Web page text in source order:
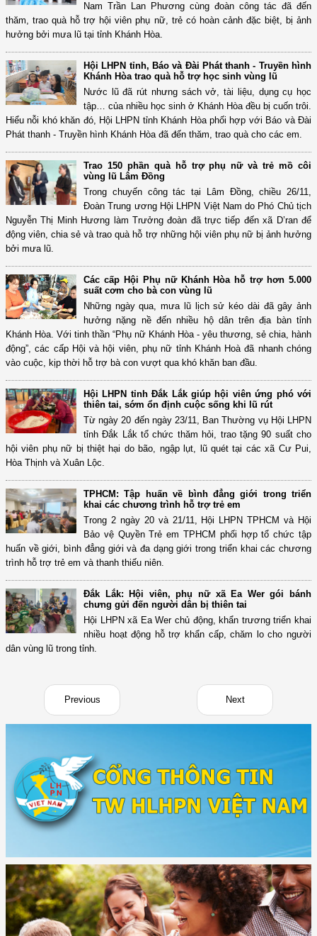
Nam Trần Lan Phương cùng đoàn công tác đã đến
thăm, trao quà hỗ trợ hội viên phụ nữ, trẻ có hoàn cảnh đặc biệt, bị ảnh
hưởng bởi mưa lũ tại tỉnh Khánh Hòa.
Hội LHPN tỉnh, Báo và Đài Phát thanh - Truyền hình
Khánh Hòa trao quà hỗ trợ học sinh vùng lũ
Nước lũ đã rút nhưng sách vở, tài liệu, dụng cụ học
tập… của nhiều học sinh ở Khánh Hòa đều bị cuốn trôi.
Hiểu nỗi khó khăn đó, Hội LHPN tỉnh Khánh Hòa phối hợp với Báo và Đài
Phát thanh - Truyền hình Khánh Hòa đã đến thăm, trao quà cho các em.
Trao 150 phần quà hỗ trợ phụ nữ và trẻ mồ côi
vùng lũ Lâm Đồng
Trong chuyến công tác tại Lâm Đồng, chiều 26/11,
Đoàn Trung ương Hội LHPN Việt Nam do Phó Chủ tịch
Nguyễn Thị Minh Hương làm Trưởng đoàn đã trực tiếp đến xã D’ran để
động viên, chia sẻ và trao quà hỗ trợ những hội viên phụ nữ bị ảnh hưởng
bởi mưa lũ.
Các cấp Hội Phụ nữ Khánh Hòa hỗ trợ hơn 5.000
suất cơm cho bà con vùng lũ
Những ngày qua, mưa lũ lịch sử kéo dài đã gây ảnh
hưởng nặng nề đến nhiều hộ dân trên địa bàn tỉnh
Khánh Hòa. Với tinh thần “Phụ nữ Khánh Hòa - yêu thương, sẻ chia, hành
động”, các cấp Hội và hội viên, phụ nữ tỉnh Khánh Hoà đã nhanh chóng
vào cuộc, kịp thời hỗ trợ bà con vượt qua khó khăn ban đầu.
Hội LHPN tỉnh Đắk Lắk giúp hội viên ứng phó với
thiên tai, sớm ổn định cuộc sống khi lũ rút
Từ ngày 20 đến ngày 23/11, Ban Thường vụ Hội LHPN
tỉnh Đắk Lắk tổ chức thăm hỏi, trao tặng 90 suất cho
hội viên phụ nữ bị thiệt hại do bão, ngập lụt, lũ quét tại các xã Cư Pui,
Hòa Thịnh và Xuân Lộc.
TPHCM: Tập huấn về bình đẳng giới trong triển
khai các chương trình hỗ trợ trẻ em
Trong 2 ngày 20 và 21/11, Hội LHPN TPHCM và Hội
Bảo vệ Quyền Trẻ em TPHCM phối hợp tổ chức tập
huấn về giới, bình đẳng giới và đa dạng giới trong triển khai các chương
trình hỗ trợ trẻ em và thanh thiếu niên.
Đắk Lắk: Hội viên, phụ nữ xã Ea Wer gói bánh
chưng gửi đến người dân bị thiên tai
Hội LHPN xã Ea Wer chủ động, khẩn trương triển khai
nhiều hoạt động hỗ trợ khẩn cấp, chăm lo cho người
dân vùng lũ trong tỉnh.
Previous Next